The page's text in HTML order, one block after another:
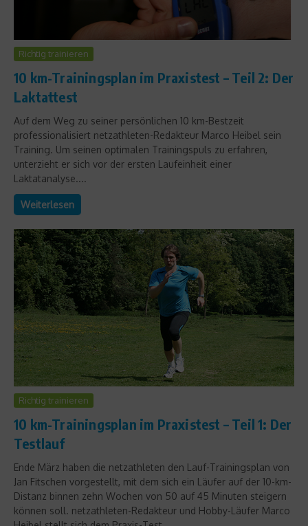
Richtig trainieren
10 km-Trainingsplan im Praxistest – Teil 2: Der
Laktattest
Auf dem Weg zu seiner persönlichen 10 km-Bestzeit
professionalisiert netzathleten-Redakteur Marco Heibel sein
Training. Um seinen optimalen Trainingspuls zu erfahren,
unterzieht er sich vor der ersten Laufeinheit einer
Laktatanalyse....
Weiterlesen
Richtig trainieren
10 km-Trainingsplan im Praxistest – Teil 1: Der
Testlauf
Ende März haben die netzathleten den Lauf-Trainingsplan von
Jan Fitschen vorgestellt, mit dem sich ein Läufer auf der 10-km-
Distanz binnen zehn Wochen von 50 auf 45 Minuten steigern
können soll. netzathleten-Redakteur und Hobby-Läufer Marco